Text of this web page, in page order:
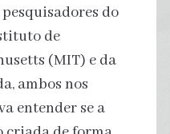
do
de
(MIT) e da
ambos nos
entender se a